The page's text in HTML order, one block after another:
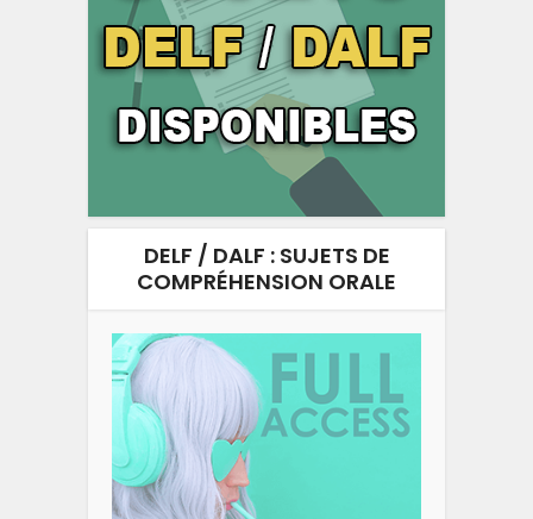
DELF / DALF : SUJETS DE
COMPRÉHENSION ORALE